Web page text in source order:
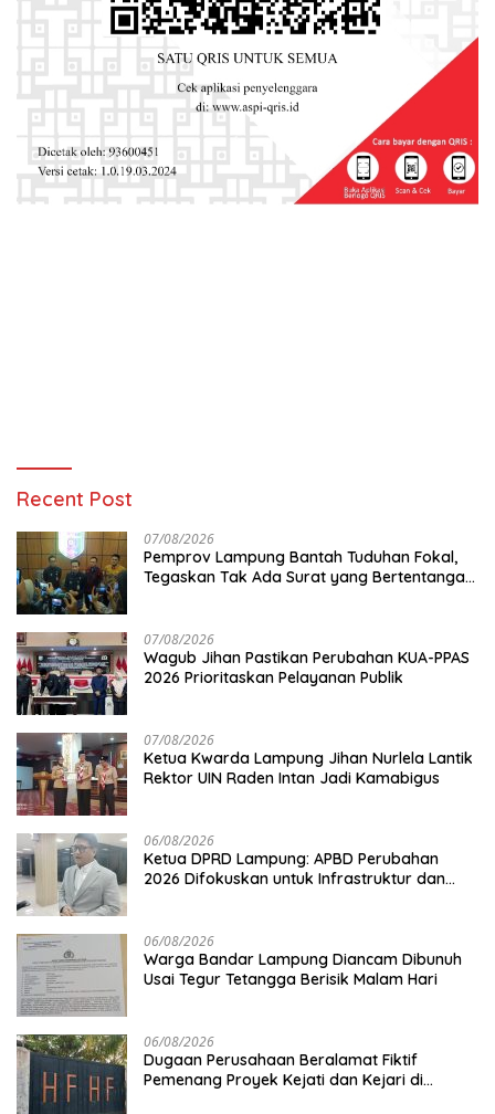
Recent Post
07/08/2026
Pemprov Lampung Bantah Tuduhan Fokal,
Tegaskan Tak Ada Surat yang Bertentangan
07/08/2026
Wagub Jihan Pastikan Perubahan KUA-PPAS
2026 Prioritaskan Pelayanan Publik
07/08/2026
Ketua Kwarda Lampung Jihan Nurlela Lantik
Rektor UIN Raden Intan Jadi Kamabigus
06/08/2026
Ketua DPRD Lampung: APBD Perubahan
2026 Difokuskan untuk Infrastruktur dan
06/08/2026
Warga Bandar Lampung Diancam Dibunuh
Usai Tegur Tetangga Berisik Malam Hari
06/08/2026
Dugaan Perusahaan Beralamat Fiktif
Pemenang Proyek Kejati dan Kejari di